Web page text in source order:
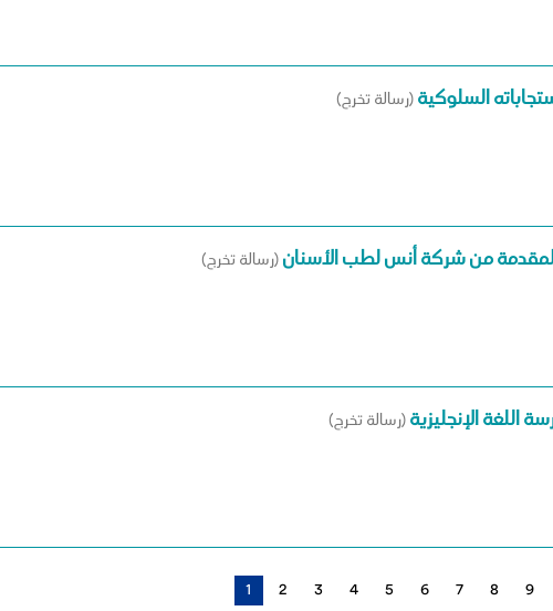
السلوكية(رسالة تخرج)
من شركة أنس لطب الأسنان(رسالة تخرج)
اللغة الإنجليزية(رسالة تخرج)
الصفحة
1 Page
2 Page
3 Page
4 Page
5 Page
6 Page
7 Page
8 Page
9